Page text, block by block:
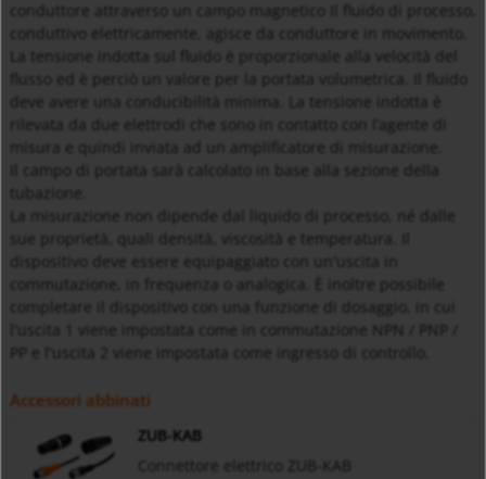
conduttore attraverso un campo magnetico Il fluido di processo,
conduttivo elettricamente, agisce da conduttore in movimento.
La tensione indotta sul fluido è proporzionale alla velocità del
flusso ed è perciò un valore per la portata volumetrica. Il fluido
deve avere una conducibilità minima. La tensione indotta è
rilevata da due elettrodi che sono in contatto con l’agente di
misura e quindi inviata ad un amplificatore di misurazione.
sue proprietà, quali densità, viscosità e temperatura. Il
dispositivo deve essere equipaggiato con un'uscita in
commutazione, in frequenza o analogica. È inoltre possibile
completare il dispositivo con una funzione di dosaggio, in cui
l'uscita 1 viene impostata come in commutazione NPN / PNP /
PP e l'uscita 2 viene impostata come ingresso di controllo.
Accessori abbinati
ZUB-KAB
Connettore elettrico ZUB-KAB